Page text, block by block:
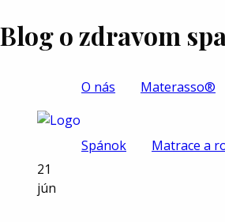
Blog o zdravom
O nás Materasso®
Spánok
Matrace a
21
jún